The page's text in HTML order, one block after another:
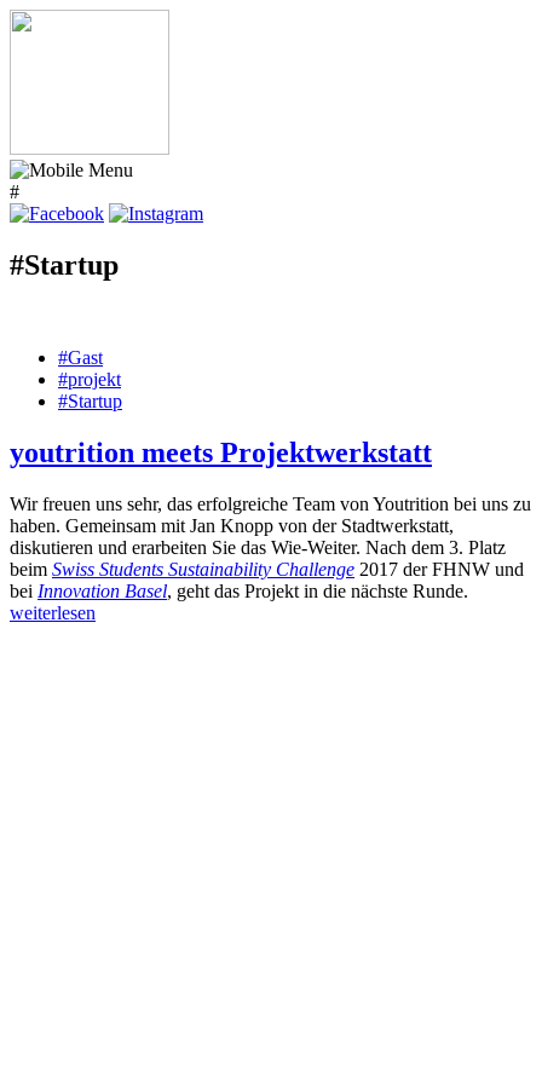
#
#Startup
#Gast
#projekt
#Startup
youtrition meets Projektwerkstatt
Wir freuen uns sehr, das erfolgreiche Team von Youtrition bei uns zu
haben. Gemeinsam mit Jan Knopp von der Stadtwerkstatt,
diskutieren und erarbeiten Sie das Wie-Weiter. Nach dem 3. Platz
beim Swiss Students Sustainability Challenge 2017 der FHNW und
bei Innovation Basel, geht das Projekt in die nächste Runde.
weiterlesen